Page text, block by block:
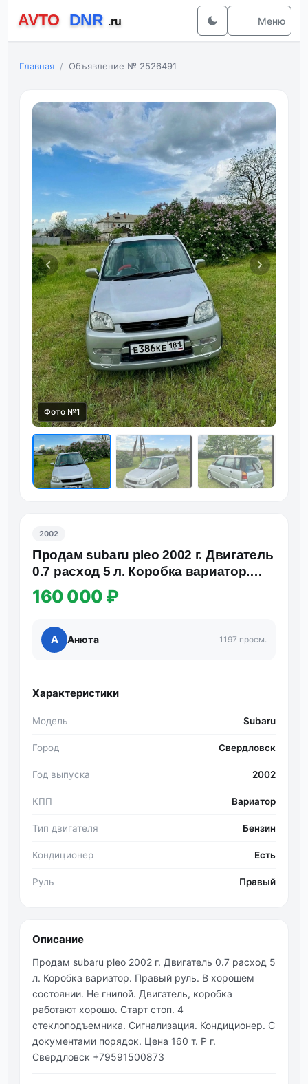
Меню
Главная Объявление № 2526491
Фото №1
2002
Продам subaru pleo 2002 г. Двигатель
0.7 расход 5 л. Коробка вариатор.
Правый руль. В хоро…
160 000 ₽
А Анюта 1197 просм.
Характеристики
Модель Subaru
Город Свердловск
Год выпуска 2002
КПП Вариатор
Тип двигателя Бензин
Кондиционер Есть
Руль Правый
Описание
Продам subaru pleo 2002 г. Двигатель 0.7 расход 5
л. Коробка вариатор. Правый руль. В хорошем
состоянии. Не гнилой. Двигатель, коробка
работают хорошо. Старт стоп. 4
стеклоподъемника. Сигнализация. Кондиционер. С
документами порядок. Цена 160 т. Р г.
Свердловск +79591500873